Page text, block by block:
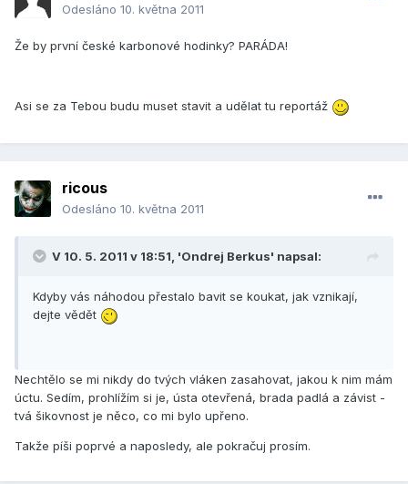
Odesláno 10. května 2011
Že by první české karbonové hodinky? PARÁDA!
Asi se za Tebou budu muset stavit a udělat tu reportáž
ricous
Odesláno 10. května 2011
V 10. 5. 2011 v 18:51, 'Ondrej Berkus' napsal:
Kdyby vás náhodou přestalo bavit se koukat, jak vznikají,
dejte vědět
Nechtělo se mi nikdy do tvých vláken zasahovat, jakou k nim mám
úctu. Sedím, prohlížím si je, ústa otevřená, brada padlá a závist -
tvá šikovnost je něco, co mi bylo upřeno.
Takže píši poprvé a naposledy, ale pokračuj prosím.